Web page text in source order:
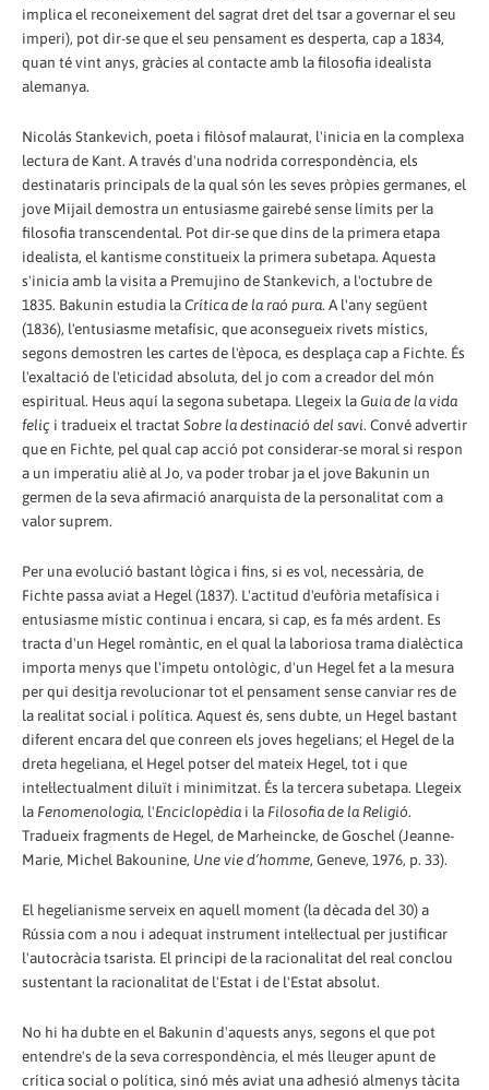
implica el reconeixement del sagrat dret del tsar a governar el seu
imperi), pot dir-se que el seu pensament es desperta, cap a 1834,
quan té vint anys, gràcies al contacte amb la filosofia idealista
alemanya.
Nicolás Stankevich, poeta i filòsof malaurat, l'inicia en la complexa
lectura de Kant. A través d'una nodrida correspondència, els
destinataris principals de la qual són les seves pròpies germanes, el
jove Mijail demostra un entusiasme gairebé sense límits per la
filosofia transcendental. Pot dir-se que dins de la primera etapa
idealista, el kantisme constitueix la primera subetapa. Aquesta
s'inicia amb la visita a Premujino de Stankevich, a l'octubre de
1835. Bakunin estudia laCrítica de la raó pura. A l'any següent
(1836), l'entusiasme metafísic, que aconsegueix rivets místics,
segons demostren les cartes de l'època, es desplaça cap a Fichte. És
l'exaltació de l'eticidad absoluta, del jo com a creador del món
espiritual. Heus aquí la segona subetapa. Llegeix laGuia de la vida
feliç i tradueix el tractat Sobre la destinació del savi. Convé advertir
que en Fichte, pel qual cap acció pot considerar-se moral si respon
a un imperatiu aliè al Jo, va poder trobar ja el jove Bakunin un
germen de la seva afirmació anarquista de la personalitat com a
valor suprem.
Per una evolució bastant lògica i fins, si es vol, necessària, de
Fichte passa aviat a Hegel (1837). L'actitud d'eufòria metafísica i
entusiasme místic continua i encara, si cap, es fa més ardent. Es
tracta d'un Hegel romàntic, en el qual la laboriosa trama dialèctica
importa menys que l'ímpetu ontològic, d'un Hegel fet a la mesura
per qui desitja revolucionar tot el pensament sense canviar res de
la realitat social i política. Aquest és, sens dubte, un Hegel bastant
diferent encara del que conreen els joves hegelians; el Hegel de la
dreta hegeliana, el Hegel potser del mateix Hegel, tot i que
intel·lectualment diluït i minimitzat. És la tercera subetapa. Llegeix
la Fenomenologia, l'Enciclopèdia i la Filosofia de la Religió.
Tradueix fragments de Hegel, de Marheincke, de Goschel (Jeanne-
Marie, Michel Bakounine, Une vie d’homme, Geneve, 1976, p. 33).
El hegelianisme serveix en aquell moment (la dècada del 30) a
Rússia com a nou i adequat instrument intel·lectual per justificar
l'autocràcia tsarista. El principi de la racionalitat del real conclou
sustentant la racionalitat de l'Estat i de l'Estat absolut.
No hi ha dubte en el Bakunin d'aquests anys, segons el que pot
entendre's de la seva correspondència, el més lleuger apunt de
crítica social o política, sinó més aviat una adhesió almenys tàcita